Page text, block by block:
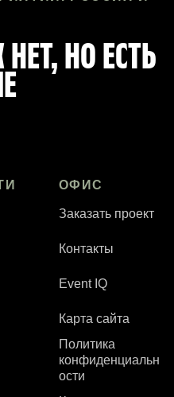
НО ЕСТЬ
ОФИС
Заказать проект
Контакты
Event IQ
Карта сайта
Политика
конфиденциальн
ости